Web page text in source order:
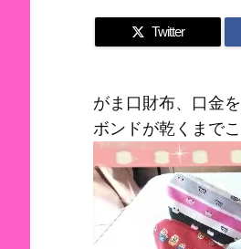
Twitter
がま口財布、口金
ボンドが乾くまで